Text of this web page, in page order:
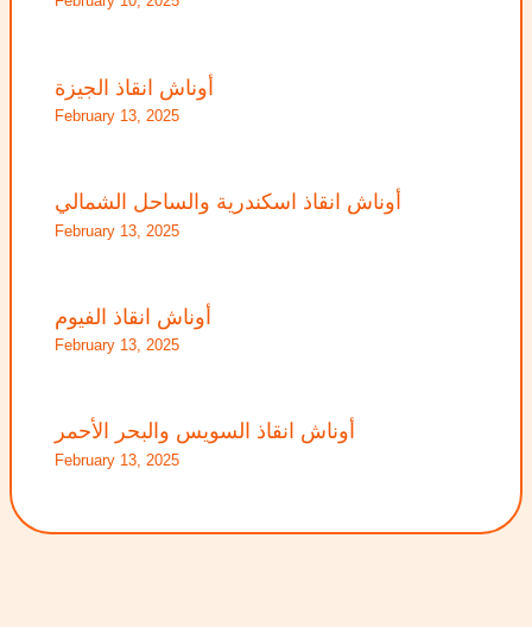
أوناش انقاذ الجيزة
February 13, 2025
أوناش انقاذ اسكندرية والساحل الشمالي
February 13, 2025
أوناش انقاذ الفيوم
February 13, 2025
أوناش انقاذ السويس والبحر الأحمر
February 13, 2025